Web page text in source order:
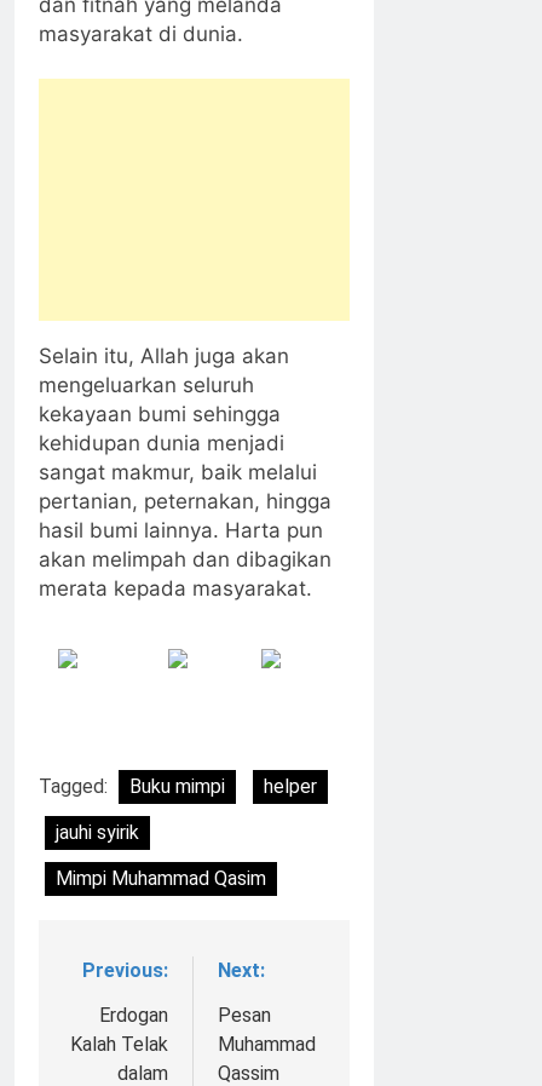
masyarakat di dunia.
Selain itu, Allah juga akan
mengeluarkan seluruh
kekayaan bumi sehingga
kehidupan dunia menjadi
sangat makmur, baik melalui
pertanian, peternakan, hingga
hasil bumi lainnya. Harta pun
akan melimpah dan dibagikan
merata kepada masyarakat.
Tagged: Buku mimpi
helper
jauhi syirik
Mimpi Muhammad Qasim
Navigasi
pos
Previous:
Erdogan
Kalah Telak
dalam
Next:
Pesan
Muhammad
Qassim